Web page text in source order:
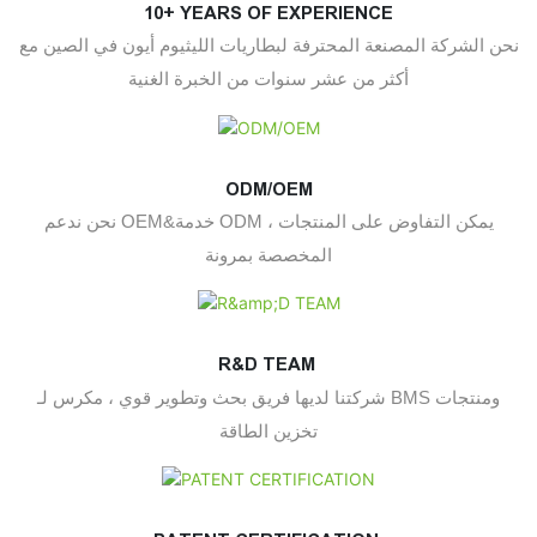
10+ YEARS OF EXPERIENCE
نحن الشركة المصنعة المحترفة لبطاريات الليثيوم أيون في الصين مع
أكثر من عشر سنوات من الخبرة الغنية
ODM/OEM
نحن ندعم OEM&خدمة ODM ، يمكن التفاوض على المنتجات
المخصصة بمرونة
R&D TEAM
شركتنا لديها فريق بحث وتطوير قوي ، مكرس لـ BMS ومنتجات
تخزين الطاقة